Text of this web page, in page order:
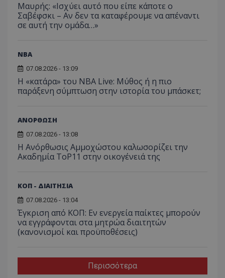
Μαυρής: «Ισχύει αυτό που είπε κάποτε ο
Σαβέφσκι – Αν δεν τα καταφέρουμε να απέναντι
σε αυτή την ομάδα…»
NBA
07.08.2026 - 13:09
Η «κατάρα» του NBA Live: Μύθος ή η πιο
παράξενη σύμπτωση στην ιστορία του μπάσκετ;
ΑΝΟΡΘΩΣΗ
07.08.2026 - 13:08
Η Ανόρθωσις Αμμοχώστου καλωσορίζει την
Ακαδημία ToP11 στην οικογένειά της
ΚΟΠ - ΔΙΑΙΤΗΣΙΑ
07.08.2026 - 13:04
Έγκριση από ΚΟΠ: Εν ενεργεία παίκτες μπορούν
να εγγράφονται στα μητρώα διαιτητών
(κανονισμοί και προϋποθέσεις)
Περισσότερα